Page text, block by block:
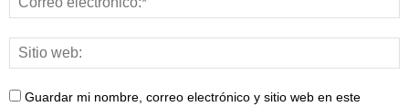
Guardar mi nombre, correo electrónico y sitio web en este